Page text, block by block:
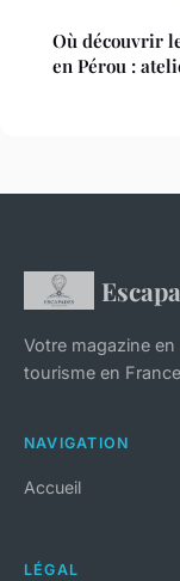
Où découvrir
en Pérou :
Votre magazine
tourisme en
NAVIGATION
Accueil
LÉGAL